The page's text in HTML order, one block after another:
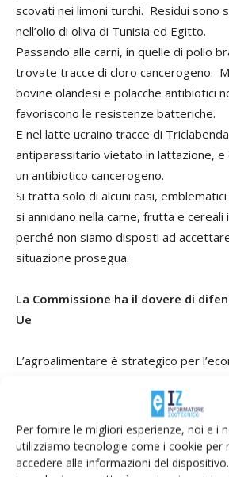
Per fornire le migliori esperienze, noi e i
utilizziamo tecnologie come i cookie per
accedere alle informazioni del
scovati nei limoni turchi. Residui sono
nell’olio di oliva di Tunisia ed Egitto.
Passando alle carni, in quelle di pollo
trovate tracce di cloro cancerogeno.
bovine olandesi e polacche antibiotici
favoriscono le resistenze batteriche.
E nel latte ucraino tracce di
antiparassitario vietato in lattazione, e
un antibiotico cancerogeno.
Si tratta solo di alcuni casi,
si annidano nella carne, frutta e cereali
perché non siamo disposti ad
situazione prosegua.
La Commissione ha il dovere di
Ue
L’agroalimentare è strategico per
raggiunto 703 miliardi, pari al 15% del
con oltre 4 milioni di occupati. La filiera
conferma dunque un pilastro
Italy.